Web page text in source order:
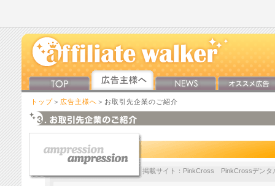
トップ ＞ 広告主様へ ＞お取引先企業のご紹介
掲載サイト：PinkCross PinkCrossデンタ